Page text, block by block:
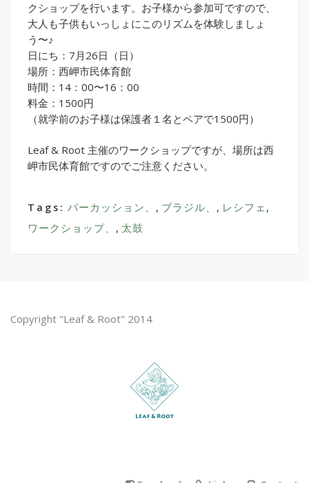
クショップを行います。お子様から参加可ですので、
大人も子供もいっしょにこのリズムを体験しましょ
う〜♪
日にち：7月26日（日）
場所：西岬市民体育館
時間：14：00〜16：00
料金：1500円
（就学前のお子様は保護者１名とペアで1500円）
Leaf & Root 主催のワークショップですが、場所は西
岬市民体育館ですのでご注意ください。
Tags: パーカッション、 , ブラジル、 , レシフェ ,
ワークショップ、 , 太鼓
Copyright "Leaf & Root" 2014